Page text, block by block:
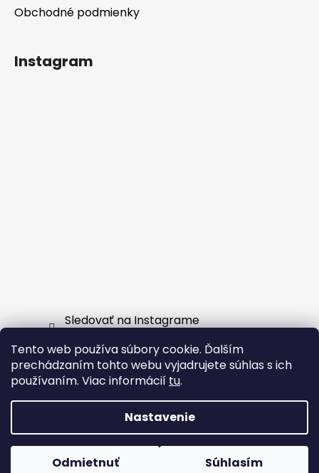
Tento web používa súbory cookie. Ďalším
prechádzaním tohto webu vyjadrujete súhlas s ich
používaním. Viac informácií tu.
Nastavenie
Odmietnuť Súhlasím
Obchodné podmienky
Instagram
Sledovať na Instagrame
Facebook
Vytvoril Shoptet
Copyright 2026EXTERNSHOP.SK. Všetky práva